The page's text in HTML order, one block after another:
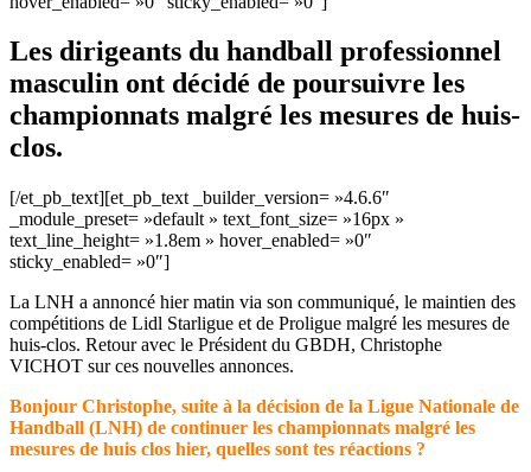
Les dirigeants du handball professionnel
masculin ont décidé de poursuivre les
championnats malgré les mesures de huis-
clos.
[/et_pb_text][et_pb_text _builder_version= »4.6.6″
_module_preset= »default » text_font_size= »16px »
text_line_height= »1.8em » hover_enabled= »0″
sticky_enabled= »0″]
La LNH a annoncé hier matin via son communiqué, le maintien des
compétitions de Lidl Starligue et de Proligue malgré les mesures de
huis-clos. Retour avec le Président du GBDH, Christophe
VICHOT sur ces nouvelles annonces.
Bonjour Christophe, suite à la décision de la Ligue Nationale de
Handball (LNH) de continuer les championnats malgré les
mesures de huis clos hier, quelles sont tes réactions ?